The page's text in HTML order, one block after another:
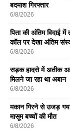
बदमाश गिरफ्तार
6/8/2026
पिता की अंतिम विदाई
कॉल पर देखा अंतिम
6/8/2026
सड़क हादसे में अतीक
मिलने जा रहा था अबान
6/8/2026
मकान गिरने से उजड़ गया
मासूम बच्चों की मौत
6/8/2026